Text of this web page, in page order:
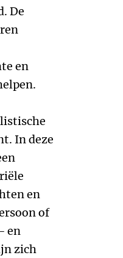
De
en
In deze
en
of
en
zich